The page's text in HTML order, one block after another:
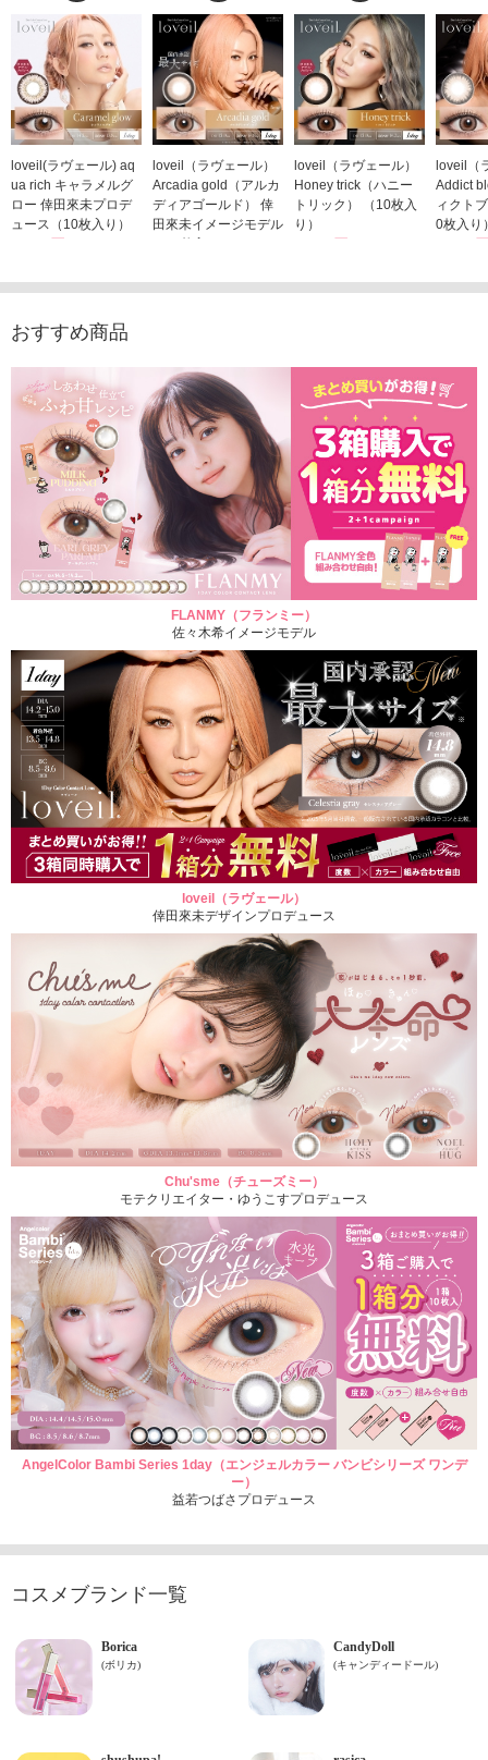
loveil(ラヴェール) aq
ua rich キャラメルグ
ロー 倖田來未プロデ
ュース（10枚入り）
1,760円
loveil（ラヴェール）
Arcadia gold（アルカ
ディアゴールド） 倖
田來未イメージモデル
（10枚入り）
loveil（ラヴェール）
Honey trick（ハニー
トリック） （10枚入
り）
1,760円
loveil（
Addict
ィクト
0枚入り
1,760
おすすめ商品
FLANMY（フランミー）
佐々木希イメージモデル
loveil（ラヴェール）
倖田來未デザインプロデュース
Chu'sme（チューズミー）
モテクリエイター・ゆうこすプロデュース
AngelColor Bambi Series 1day（エンジェルカラー バンビシリーズ ワンデ
ー）
益若つばさプロデュース
コスメブランド一覧